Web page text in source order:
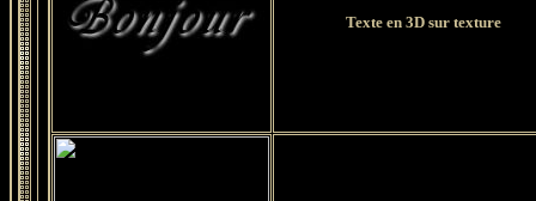
Texte en 3D sur texture